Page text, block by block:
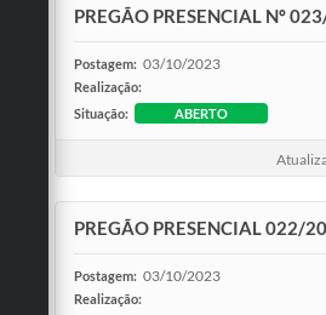
PREGÃO PRESENCIAL Nº
Postagem: 03/10/2023
Realização:
Situação:
ABERTO
PREGÃO PRESENCIAL 022/
Postagem: 03/10/2023
Realização: